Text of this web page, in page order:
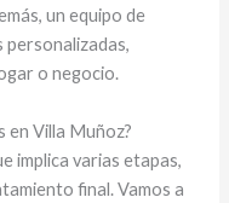
un equipo de
o negocio.
en Villa Muñoz?
implica varias etapas,
final. Vamos a